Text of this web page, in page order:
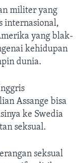
militer yang
internasional,
yang blak-
kehidupan
dunia.
Assange bisa
ke Swedia
seksual.
seksual